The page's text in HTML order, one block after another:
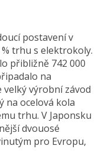
postavení v
% trhu s elektrokoly.
přibližně 742 000
na
velký výrobní závod
na ocelová kola
trhu. V Japonsku
dvouosé
pro Evropu,